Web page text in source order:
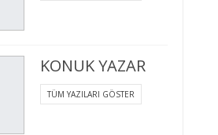
KONUK YAZAR
TÜM YAZILARI GÖSTER